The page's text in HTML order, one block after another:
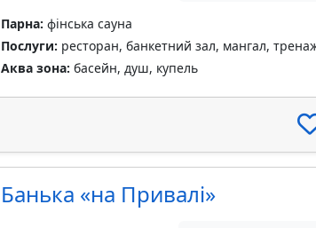
Парна: фінська сауна
Послуги: ресторан, банкетний зал, мангал,
Аква зона: басейн, душ, купель
Банька «на Привалі»